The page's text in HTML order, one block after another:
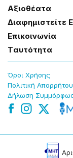
Αξɩοθέατα
Δɩαφημɩστείτε
Επɩκοɩνωνία
Tαυτότητα
Όροɩ Χρήσης
Πολɩτɩκή Απορρήτου
Δήλωση